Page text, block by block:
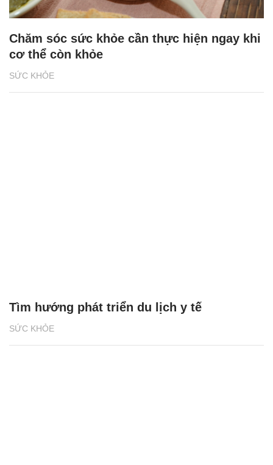
SỨC KHỎE
Chăm sóc sức khỏe cần thực hiện ngay khi
cơ thể còn khỏe
SỨC KHỎE
Tìm hướng phát triển du lịch y tế